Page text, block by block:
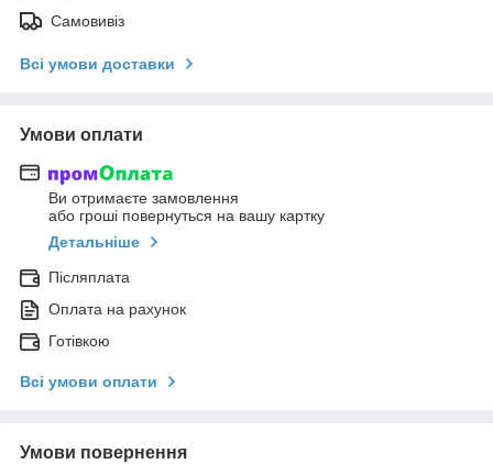
Самовивіз
Всі умови доставки
Умови оплати
Ви отримаєте замовлення
або гроші повернуться на вашу картку
Детальніше
Післяплата
Оплата на рахунок
Готівкою
Всі умови оплати
Умови повернення